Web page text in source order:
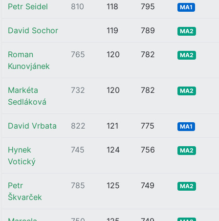
Petr Seidel 810 118 795 MA1
David Sochor 119 789 MA2
Roman
Kunovjánek
765 120 782 MA2
Markéta
Sedláková
732 120 782 MA2
David Vrbata 822 121 775 MA1
Hynek
Votický
745 124 756 MA2
Petr
Škvarček
785 125 749 MA2